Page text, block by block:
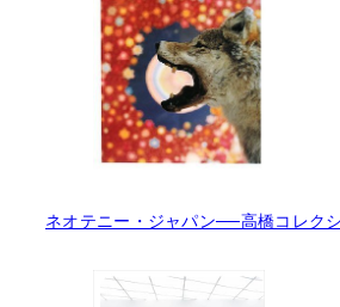
ネオテニー・ジャパン──高橋コレク